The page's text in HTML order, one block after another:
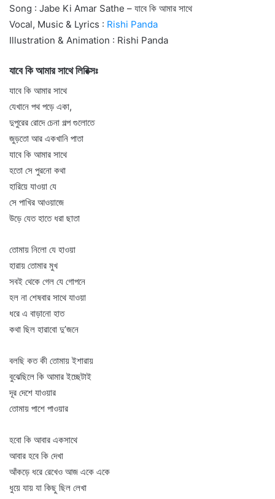
Song : Jabe Ki Amar Sathe – যাবে কি আমার সাথে
Vocal, Music & Lyrics : Rishi Panda
Illustration & Animation : Rishi Panda
যাবে কি আমার সাথে লিরিক্সঃ
যাবে কি আমার সাথে
যেখানে পথ পড়ে একা,
দুপুরের রোদে চেনা গল্প গুলোতে
জুড়তো আর একখানি পাতা
যাবে কি আমার সাথে
হতো সে পুরনো কথা
হারিয়ে যাওয়া যে
সে পাখির আওয়াজে
উড়ে যেত হাতে ধরা ছাতা
তোমায় নিলো যে হাওয়া
হারায় তোমার মুখ
সবই থেকে গেল যে গোপনে
হল না শেষবার সাথে যাওয়া
ধরে এ বাড়ানো হাত
কথা ছিল হারাবো দু’জনে
বলছি কত কী তোমায় ইশারায়
বুঝেছিলে কি আমার ইচ্ছেটাই
দূর দেশে যাওয়ার
তোমায় পাশে পাওয়ার
হবো কি আবার একসাথে
আবার হবে কি দেখা
আঁকড়ে ধরে রেখেও আজ একে একে
ধুয়ে যায় যা কিছু ছিল লেখা